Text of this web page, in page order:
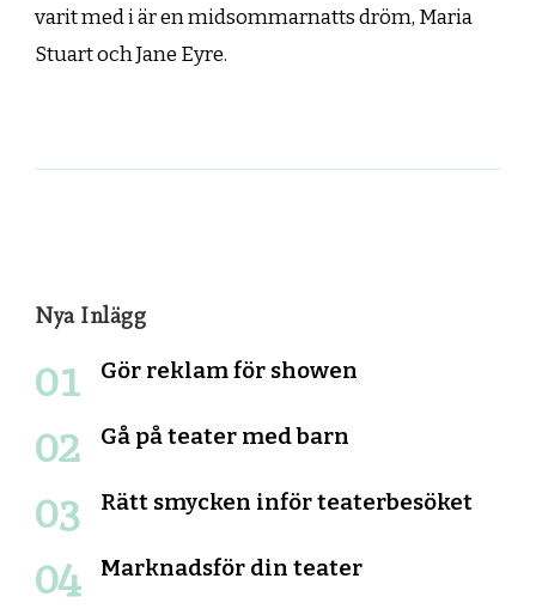
varit med i är en midsommarnatts dröm, Maria
Stuart och Jane Eyre.
Navigation
Nya Inlägg
Gör reklam för showen
Gå på teater med barn
Rätt smycken inför teaterbesöket
Marknadsför din teater